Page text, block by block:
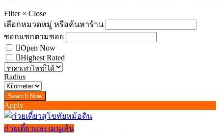
Filter × Close
เลือกหมวดหมู่ หรือค้นหาร้าน
ซอกแซกตามซอย
Open Now
Highest Rated
Radius
Apply
ก๋วยเตี๋ยวและเมนูเส้น